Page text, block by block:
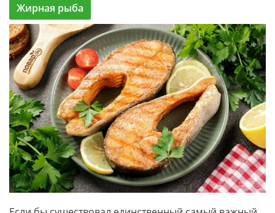
Жирная рыба